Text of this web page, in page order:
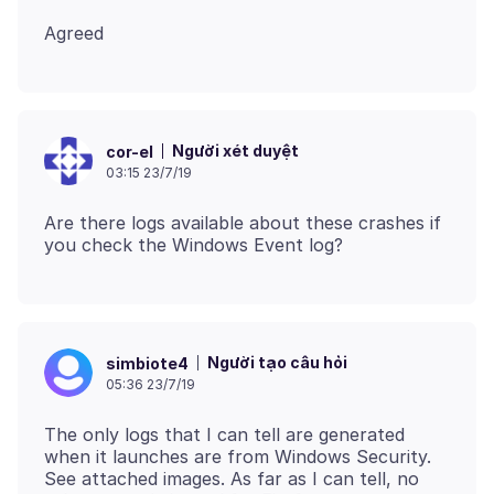
cor-el Người xét duyệt
03:15 23/7/19
Are there logs available about these crashes if
simbiote4 Người tạo câu hỏi
05:36 23/7/19
The only logs that I can tell are generated
when it launches are from Windows Security.
See attached images. As far as I can tell, no